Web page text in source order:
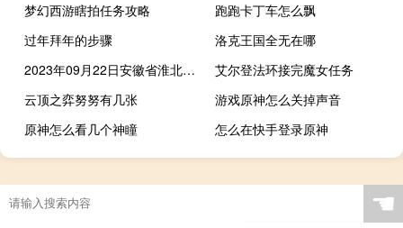
梦幻西游瞎拍任务攻略
跑跑卡丁车怎么飘
过年拜年的步骤
洛克王国全无在哪
2023年09月22日安徽省淮北市疫情大数据-今日/今天疫情全网搜索最新实时消息动态情况通知播报
艾尔登法环接完魔女任务
云顶之弈努努有几张
游戏原神怎么关掉声音
原神怎么看几个神瞳
怎么在快手登录原神
☚